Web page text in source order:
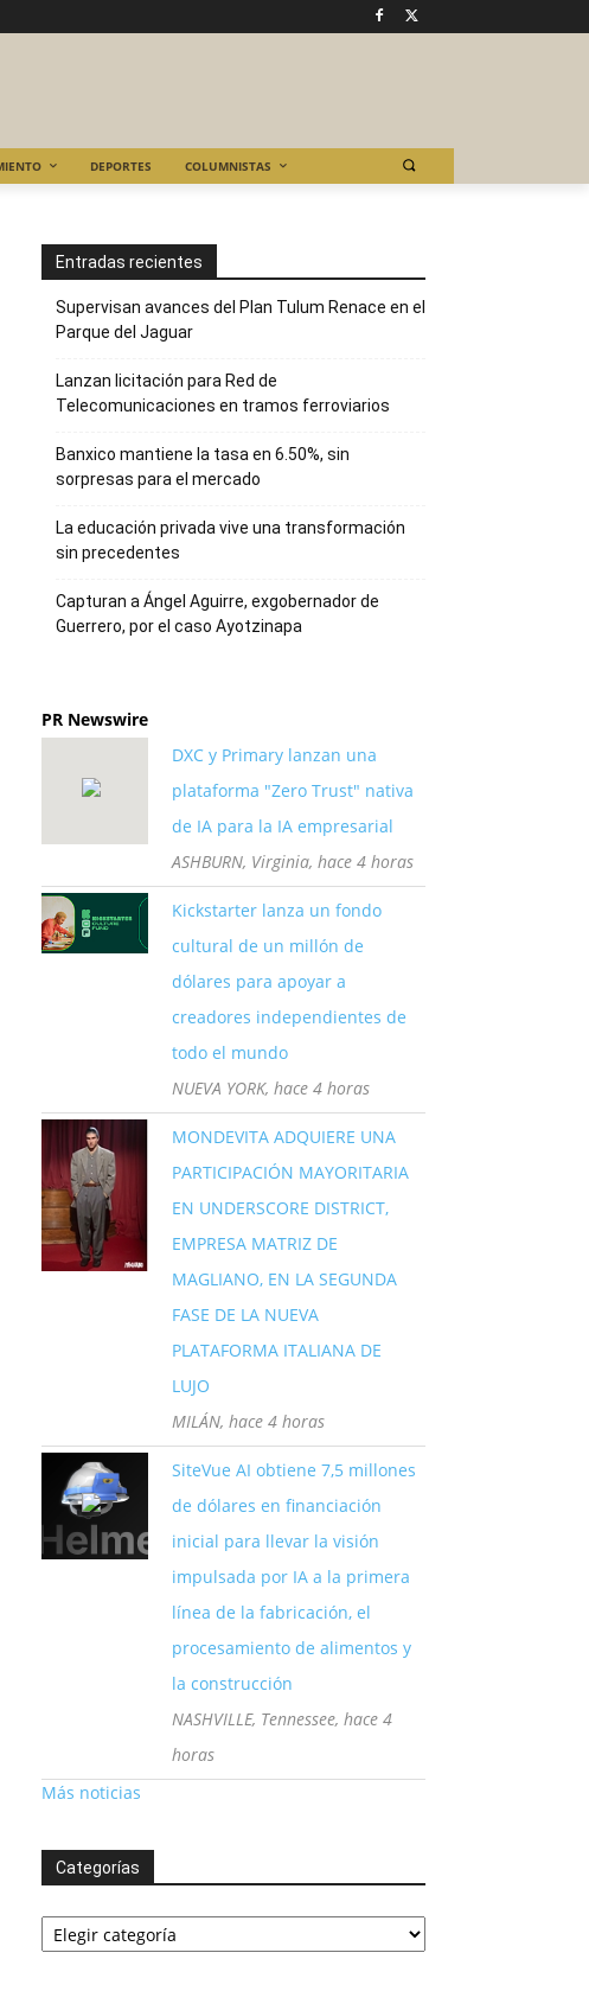
DEPORTES COLUMNISTAS
Entradas recientes
Supervisan avances del Plan Tulum Renace en el
Parque del Jaguar
Lanzan licitación para Red de
Telecomunicaciones en tramos ferroviarios
Banxico mantiene la tasa en 6.50%, sin
sorpresas para el mercado
La educación privada vive una transformación
sin precedentes
Capturan a Ángel Aguirre, exgobernador de
Guerrero, por el caso Ayotzinapa
PR Newswire
DXC y Primary lanzan una
plataforma "Zero Trust" nativa
de IA para la IA empresarial
ASHBURN, Virginia, hace 4 horas
Kickstarter lanza un fondo
cultural de un millón de
dólares para apoyar a
creadores independientes de
todo el mundo
NUEVA YORK, hace 4 horas
MONDEVITA ADQUIERE UNA
PARTICIPACIÓN MAYORITARIA
EN UNDERSCORE DISTRICT,
EMPRESA MATRIZ DE
MAGLIANO, EN LA SEGUNDA
FASE DE LA NUEVA
PLATAFORMA ITALIANA DE
LUJO
MILÁN, hace 4 horas
SiteVue AI obtiene 7,5 millones
de dólares en financiación
inicial para llevar la visión
impulsada por IA a la primera
línea de la fabricación, el
procesamiento de alimentos y
la construcción
NASHVILLE, Tennessee, hace 4
horas
Más noticias
Categorías
Categorías